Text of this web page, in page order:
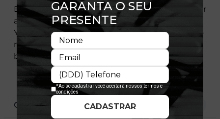
Esta jaqueta esportiva New Era da coleção Velour
apresenta um design de veludo com o logo do
Yankees bordado na frente esquerda, o script do
nome Yankees bordado atrás e a flag New Era
bordada abaixo do bolso esquerdo.
CARACTERÍSTICAS